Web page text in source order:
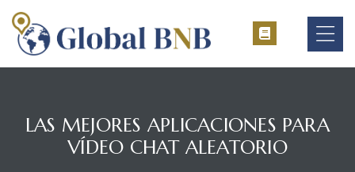
LAS MEJORES APLICACIONES PARA
VÍDEO CHAT ALEATORIO